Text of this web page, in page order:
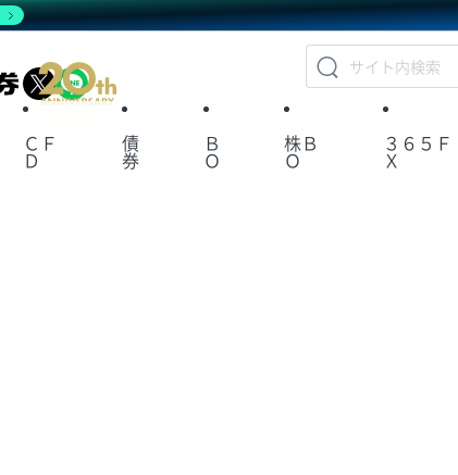
X
ＣＦ
Ｄ
債
券
Ｂ
Ｏ
株Ｂ
Ｏ
３６５Ｆ
Ｘ